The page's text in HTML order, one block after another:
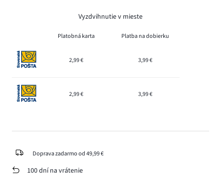
Vyzdvihnutie v mieste
Platobná karta Platba na dobierku
2,99 € 3,99 €
2,99 € 3,99 €
Doprava zadarmo od 49,99 €
100 dní na vrátenie